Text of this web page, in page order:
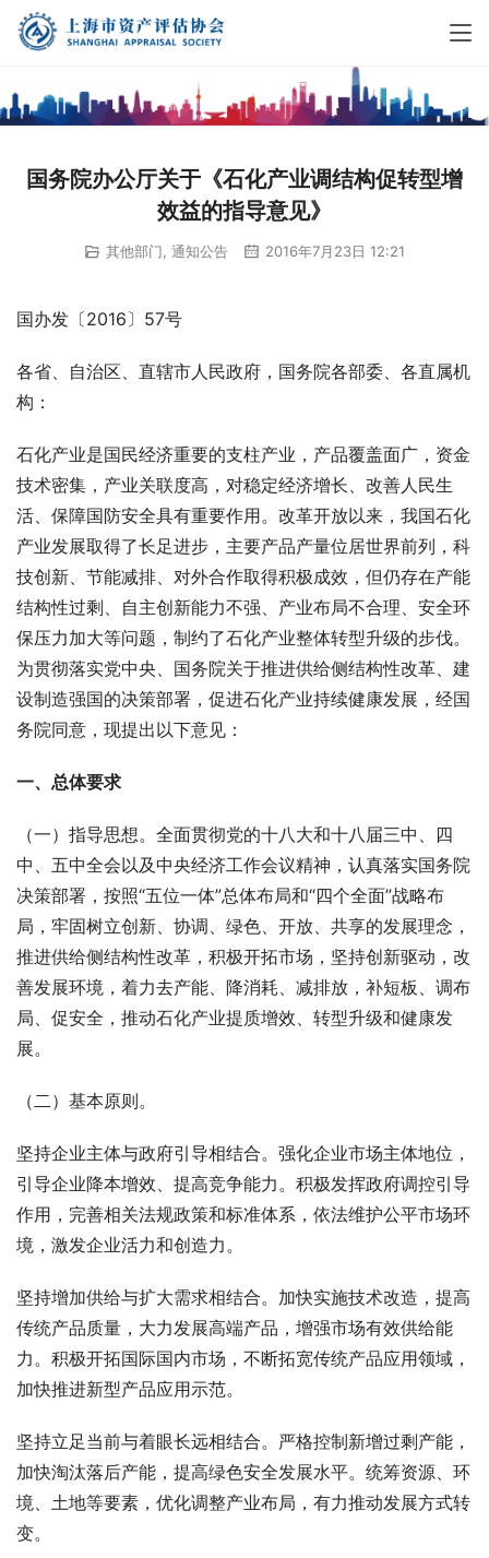
国务院办公厅关于《石化产业调结构促转型增
效益的指导意见》
其他部门 通知公告 2016年7月23日 12:21
国办发〔2016〕57号
各省、自治区、直辖市人民政府，国务院各部委、各直属机
构：
石化产业是国民经济重要的支柱产业，产品覆盖面广，资金
技术密集，产业关联度高，对稳定经济增长、改善人民生
活、保障国防安全具有重要作用。改革开放以来，我国石化
产业发展取得了长足进步，主要产品产量位居世界前列，科
技创新、节能减排、对外合作取得积极成效，但仍存在产能
结构性过剩、自主创新能力不强、产业布局不合理、安全环
保压力加大等问题，制约了石化产业整体转型升级的步伐。
为贯彻落实党中央、国务院关于推进供给侧结构性改革、建
设制造强国的决策部署，促进石化产业持续健康发展，经国
务院同意，现提出以下意见：
一、总体要求
（一）指导思想。全面贯彻党的十八大和十八届三中、四
中、五中全会以及中央经济工作会议精神，认真落实国务院
决策部署，按照“五位一体”总体布局和“四个全面”战略布
局，牢固树立创新、协调、绿色、开放、共享的发展理念，
推进供给侧结构性改革，积极开拓市场，坚持创新驱动，改
善发展环境，着力去产能、降消耗、减排放，补短板、调布
局、促安全，推动石化产业提质增效、转型升级和健康发
展。
（二）基本原则。
坚持企业主体与政府引导相结合。强化企业市场主体地位，
引导企业降本增效、提高竞争能力。积极发挥政府调控引导
作用，完善相关法规政策和标准体系，依法维护公平市场环
境，激发企业活力和创造力。
坚持增加供给与扩大需求相结合。加快实施技术改造，提高
传统产品质量，大力发展高端产品，增强市场有效供给能
力。积极开拓国际国内市场，不断拓宽传统产品应用领域，
加快推进新型产品应用示范。
坚持立足当前与着眼长远相结合。严格控制新增过剩产能，
加快淘汰落后产能，提高绿色安全发展水平。统筹资源、环
境、土地等要素，优化调整产业布局，有力推动发展方式转
变。